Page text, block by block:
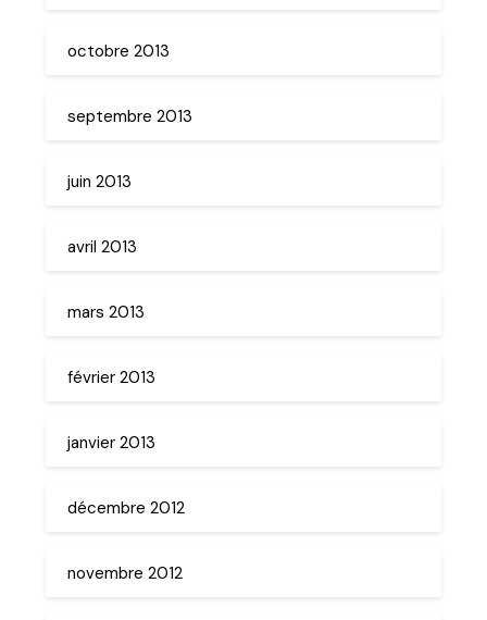
octobre 2013
septembre 2013
juin 2013
avril 2013
mars 2013
février 2013
janvier 2013
décembre 2012
novembre 2012